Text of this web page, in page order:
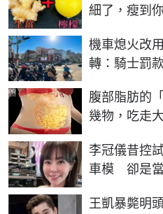
細了，瘦到
機車熄火改
轉：騎士罰
腹部脂肪的
幾物，吃走
PR
李冠儀昔控
車模 卻是當
王凱暴斃明